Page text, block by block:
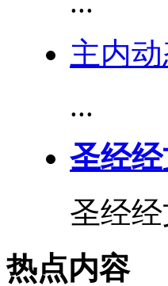
主内
...
圣经
圣经
热点内容